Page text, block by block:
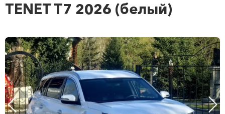
TENET T7 2026 (белый)